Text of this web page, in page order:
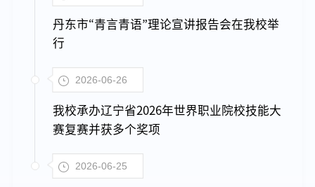
丹东市“青言青语”理论宣讲报告会在我校举
行
2026-06-26
我校承办辽宁省2026年世界职业院校技能大
赛复赛并获多个奖项
2026-06-25